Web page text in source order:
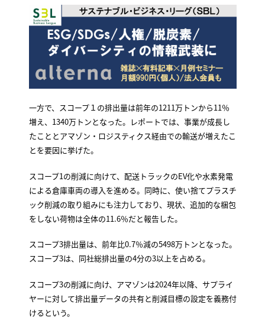
一方で、スコープ１の排出量は前年の1211万トンから11％
増え、1340万トンとなった。レポートでは、事業が成長し
たこととアマゾン・ロジスティクス経由での輸送が増えたこ
とを要因に挙げた。
スコープ1の削減に向けて、配送トラックのEV化や水素発電
による倉庫車両の導入を進める。同時に、使い捨てプラスチ
ック削減の取り組みにも注力しており、現状、追加的な梱包
をしない荷物は全体の11.6％だと報告した。
スコープ3排出量は、前年比0.7％減の5498万トンとなった。
スコープ3は、同社総排出量の4分の3以上を占める。
スコープ3の削減に向け、アマゾンは2024年以降、サプライ
ヤーに対して排出量データの共有と削減目標の設定を義務付
けるという。